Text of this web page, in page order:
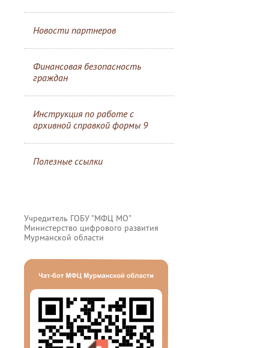
Новости партнеров
Финансовая безопасность
граждан
Инструкция по работе с
архивной справкой формы 9
Полезные ссылки
Учредитель ГОБУ "МФЦ МО"
Министерство цифрового развития
Мурманской области